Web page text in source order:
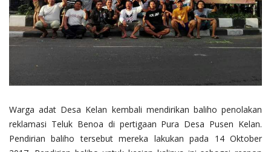
Warga adat Desa Kelan kembali mendirikan baliho penolakan
reklamasi Teluk Benoa di pertigaan Pura Desa Pusen Kelan.
Pendirian baliho tersebut mereka lakukan pada 14 Oktober